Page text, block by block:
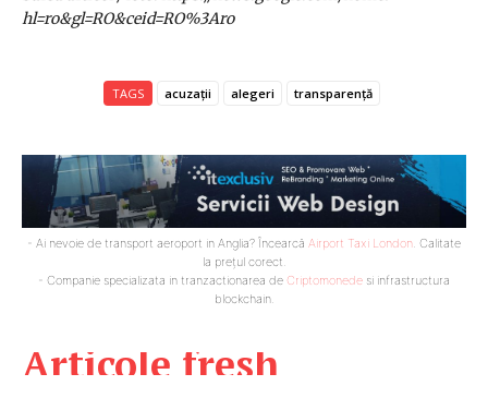
Articole fresh
hl=ro&gl=RO&ceid=RO%3Aro
TAGS acuzații alegeri transparență
- Ai nevoie de transport aeroport in Anglia? Încearcă Airport Taxi London. Calitate
la prețul corect.
- Companie specializata in tranzactionarea de Criptomonede si infrastructura
blockchain.